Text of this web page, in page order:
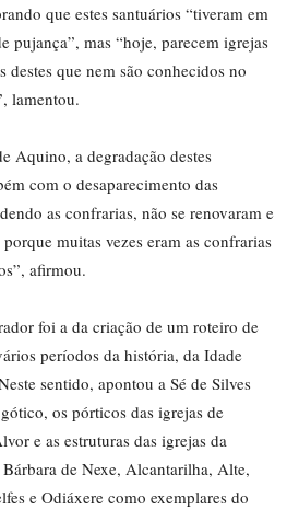
que estes santuários “tiveram em
pujança”, mas “hoje, parecem igrejas
destes que nem são conhecidos no
lamentou.
Aquino, a degradação destes
com o desaparecimento das
as confrarias, não se renovaram e
muitas vezes eram as confrarias
afirmou.
foi a da criação de um roteiro de
períodos da história, da Idade
sentido, apontou a Sé de Silves
os pórticos das igrejas de
e as estruturas das igrejas da
de Nexe, Alcantarilha, Alte,
e Odiáxere como exemplares do